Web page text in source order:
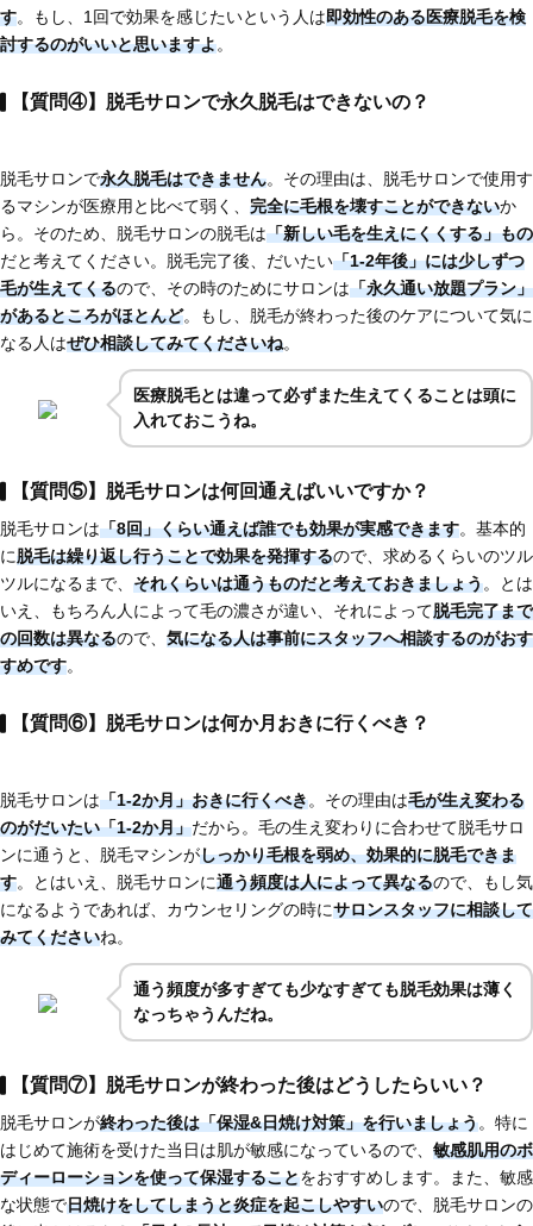
す。もし、1回で効果を感じたいという人は即効性のある医療脱毛を検
討するのがいいと思いますよ。
【質問④】脱毛サロンで永久脱毛はできないの？
脱毛サロンで永久脱毛はできません。その理由は、脱毛サロンで使用す
るマシンが医療用と比べて弱く、 完全に毛根を壊すことができないか
ら。そのため、脱毛サロンの脱毛は「新しい毛を生えにくくする」もの
だと考えてください。脱毛完了後、だいたい「1-2年後」には少しずつ
毛が生えてくるので、その時のためにサロンは「永久通い放題プラン」
があるところがほとんど。もし、脱毛が終わった後のケアについて気に
なる人はぜひ相談してみてくださいね。
医療脱毛とは違って必ずまた生えてくることは頭に
入れておこうね。
【質問⑤】脱毛サロンは何回通えばいいですか？
脱毛サロンは「8回」くらい通えば誰でも効果が実感できます。基本的
に脱毛は繰り返し行うことで効果を発揮するので、求めるくらいのツル
ツルになるまで、 それくらいは通うものだと考えておきましょう。とは
いえ、もちろん人によって毛の濃さが違い、それによって脱毛完了まで
の回数は異なるので、 気になる人は事前にスタッフへ相談するのがおす
すめです。
【質問⑥】脱毛サロンは何か月おきに行くべき？
脱毛サロンは「1-2か月」おきに行くべき。その理由は毛が生え変わる
のがだいたい「1-2か月」だから。毛の生え変わりに合わせて脱毛サロ
ンに通うと、脱毛マシンがしっかり毛根を弱め、効果的に脱毛できま
す。とはいえ、脱毛サロンに通う頻度は人によって異なるので、もし気
になるようであれば、カウンセリングの時にサロンスタッフに相談して
みてくださいね。
通う頻度が多すぎても少なすぎても脱毛効果は薄く
なっちゃうんだね。
【質問⑦】脱毛サロンが終わった後はどうしたらいい？
脱毛サロンが終わった後は「保湿&日焼け対策」を行いましょう。特に
はじめて施術を受けた当日は肌が敏感になっているので、 敏感肌用のボ
ディーローションを使って保湿することをおすすめします。また、敏感
な状態で日焼けをしてしまうと炎症を起こしやすいので、脱毛サロンの